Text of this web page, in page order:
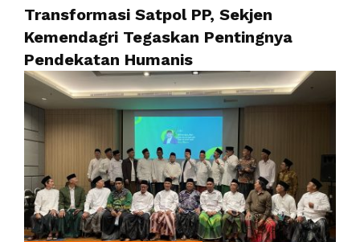
Transformasi Satpol PP, Sekjen
Kemendagri Tegaskan Pentingnya
Pendekatan Humanis